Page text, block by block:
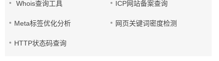
Whois查询工具 ICP网站备案查询
Meta标签优化分析 网页关键词密度检测
HTTP状态码查询